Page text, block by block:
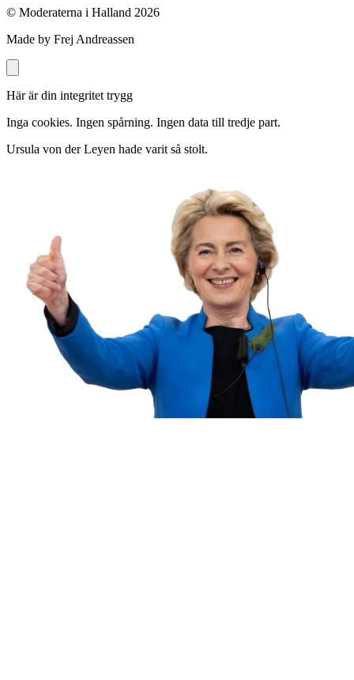
© Moderaterna i Halland 2026
Made by Frej Andreassen
Här är din integritet trygg
Inga cookies. Ingen spårning. Ingen data till tredje part.
Ursula von der Leyen hade varit så stolt.